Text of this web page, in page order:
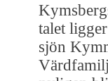
talet
sjön